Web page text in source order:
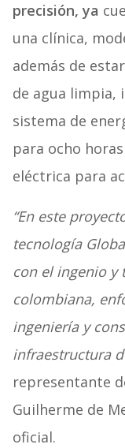
precisión, ya
una clínica,
además de
de agua limpia,
sistema de
para ocho
eléctrica para
“En este
tecnología
con el ingenio y
colombiana,
ingeniería y
infraestructura
representante
Guilherme de
oficial.